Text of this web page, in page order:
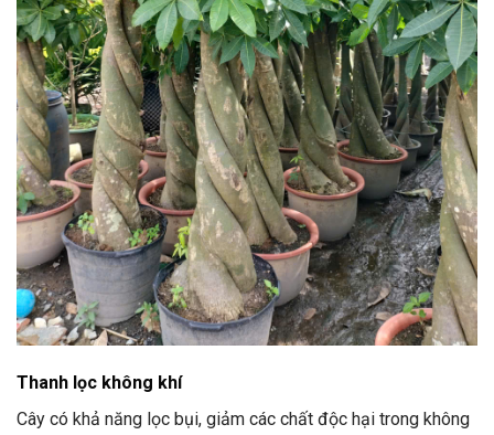
Thanh lọc không khí
Cây có khả năng lọc bụi, giảm các chất độc hại trong không